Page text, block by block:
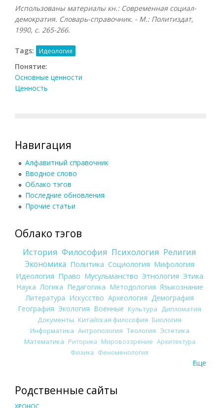
Использованы материалы кн.: Современная социал-
демократия. Словарь-справочник. - М.: Политиздат,
1990, с. 265-266.
Tags: Идеология
Понятие:
Основные ценности
Ценность
Навигация
Алфавитный справочник
Вводное слово
Облако тэгов
Последние обновления
Прочие статьи
Облако тэгов
История Философия Психология Религия
Экономика Политика Социология Мифология
Идеология Право Мусульманство Этнология Этика
Наука Логика Педагогика Методология Языкознание
Литература Искусство Археология Демография
География Экология Военные Культура
Дипломатия
Документы Китайская философия Биология
Информатика Антропология Теология Эстетика
Математика Риторика Мировоззрение Архитектура
Физика Феноменология
Еще
Родственные сайты
ХРОНОС